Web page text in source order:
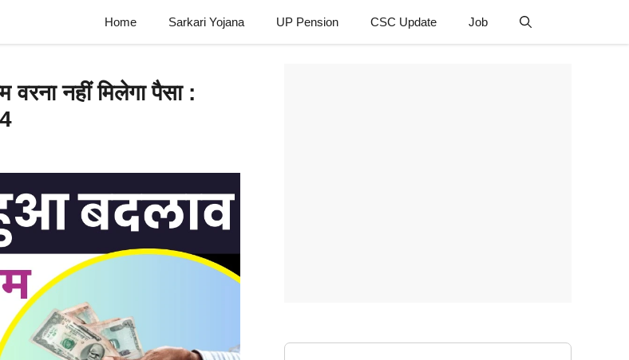
Home Sarkari Yojana UP Pension CSC Update Job
नहीं मिलेगा पैसा :